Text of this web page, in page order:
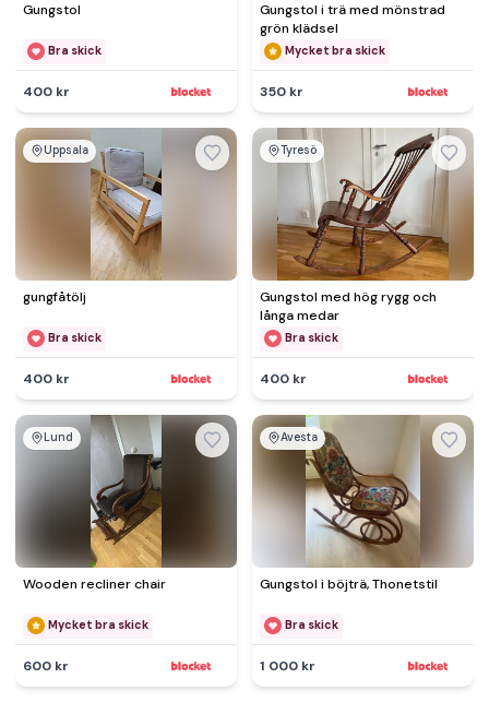
Gungstol
Bra skick
400 kr
Gungstol i trä med mönstrad
grön klädsel
Mycket bra skick
350 kr
Uppsala
gungfåtölj
Bra skick
400 kr
Tyresö
Gungstol med hög rygg och
långa medar
Bra skick
400 kr
Lund
Wooden recliner chair
Mycket bra skick
600 kr
Avesta
Gungstol i böjträ, Thonetstil
Bra skick
1 000 kr